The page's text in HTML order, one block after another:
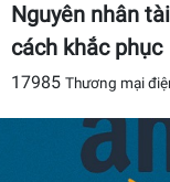
Nguyên nhân
cách khắc phục
17985 Thương mại